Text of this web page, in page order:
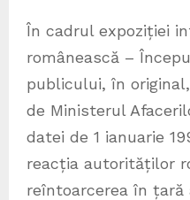
În cadrul expoziției
românească –
publicului, în
de Ministerul
datei de 1 ianuarie
reacția autorităților
reîntoarcerea în țară